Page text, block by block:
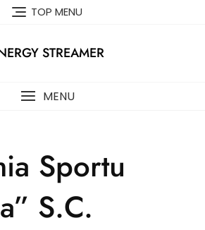
TOP MENU
STREAMER
MENU
Sportu
S.C.